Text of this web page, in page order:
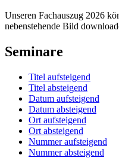
Unseren Fachauszug 2026
nebenstehende Bild
Seminare
Titel aufsteigend
Titel absteigend
Datum aufsteigend
Datum absteigend
Ort aufsteigend
Ort absteigend
Nummer aufsteigend
Nummer absteigend